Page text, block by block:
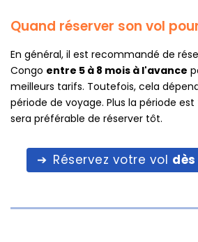
Quand réserver son vol
En général, il est recommandé de
Congo entre 5 à 8 mois à l'avance
meilleurs tarifs. Toutefois, cela
période de voyage. Plus la période
sera préférable de réserver tôt.
Réservez votre vol